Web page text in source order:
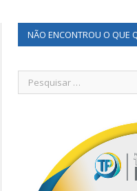
NÃO ENCONTROU O QUE